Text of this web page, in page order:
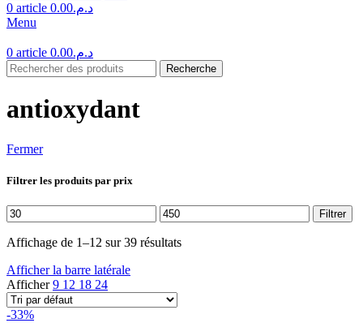
0 article د.م.0.00
Menu
0 article د.م.0.00
Recherche
antioxydant
Fermer
Filtrer les produits par prix
Prix
min
Prix
max
Filtrer
Affichage de 1–12 sur 39 résultats
Afficher la barre latérale
Afficher9 12 18 24
-33%